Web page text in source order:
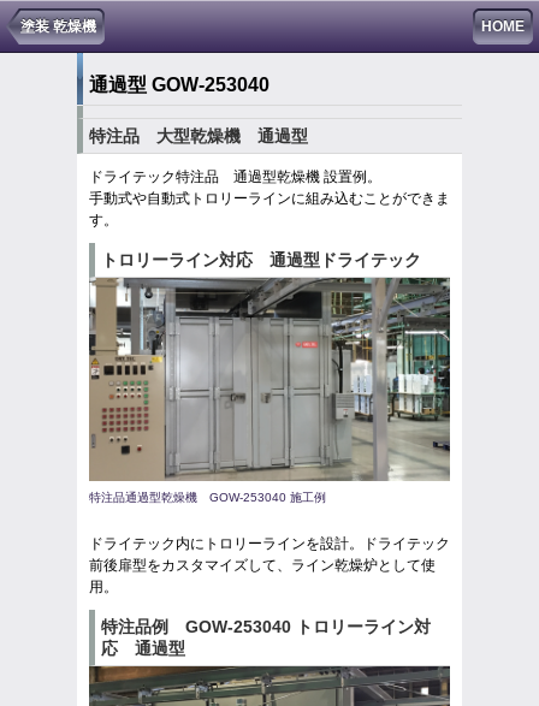
HOME
塗装 乾燥機
通過型 GOW-253040
特注品 大型乾燥機 通過型
ドライテック特注品 通過型乾燥機 設置例。
手動式や自動式トロリーラインに組み込むことができま
す。
トロリーライン対応 通過型ドライテック
特注品通過型乾燥機 GOW-253040 施工例
ドライテック内にトロリーラインを設計。ドライテック
前後扉型をカスタマイズして、ライン乾燥炉として使
用。
特注品例 GOW-253040 トロリーライン対
応 通過型